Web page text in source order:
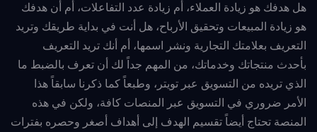
هل هدفك هو زيادة العملاء، أم زيادة عدد التفاعلات، أم أن هدفك
هو زيادة المبيعات وتحقيق الأرباح، هل أنت في بداية طريقك وتريد
التعريف بعلامتك التجارية ونشر اسمها، أم أنك تريد التعريف
بأحدث منتجاتك وخدماتك، من المهم جداً لك أن تعرف بالضبط ما
الذي تريده من التسويق عبر تويتر، وطبعاً كما ذكرنا سابقاً هذا
الأمر ضروري في التسويق عبر المنصات كافة، ولكن في هذه
المنصة تحتاج أيضاً تقسيم الهدف إلى أهداف أصغر وحصره بفترات